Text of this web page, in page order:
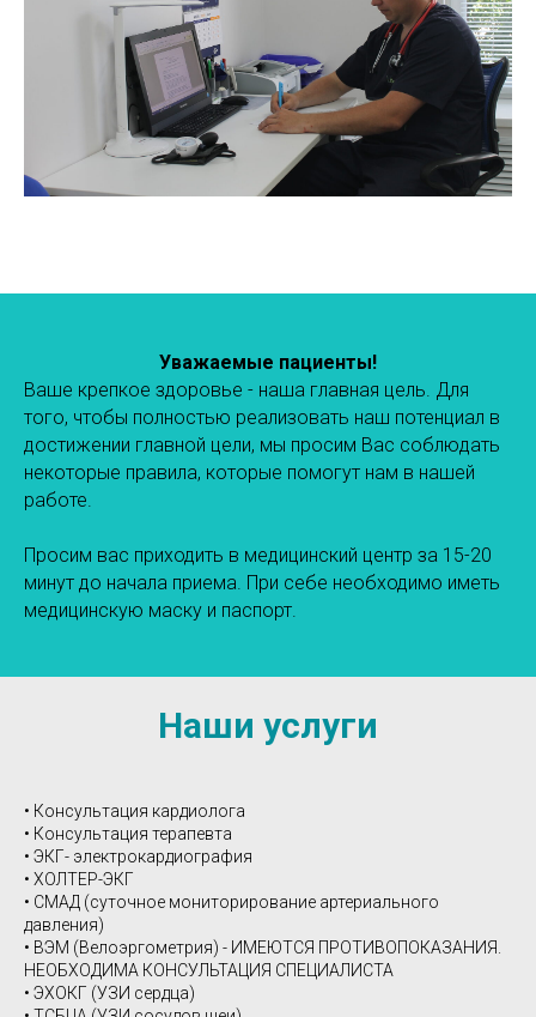
Уважаемые пациенты!
Ваше крепкое здоровье - наша главная цель. Для
того, чтобы полностью реализовать наш потенциал в
достижении главной цели, мы просим Вас соблюдать
некоторые правила, которые помогут нам в нашей
работе.
Просим вас приходить в медицинский центр за 15-20
минут до начала приема. При себе необходимо иметь
медицинскую маску и паспорт.
Наши услуги
• Консультация кардиолога​
• Консультация терапевта
• ЭКГ- электрокардиография
• ХОЛТЕР-ЭКГ
• СМАД (суточное мониторирование артериального
давления)
• ВЭМ (Велоэргометрия) - ИМЕЮТСЯ ПРОТИВОПОКАЗАНИЯ.
НЕОБХОДИМА КОНСУЛЬТАЦИЯ СПЕЦИАЛИСТА
• ЭХОКГ (УЗИ сердца)